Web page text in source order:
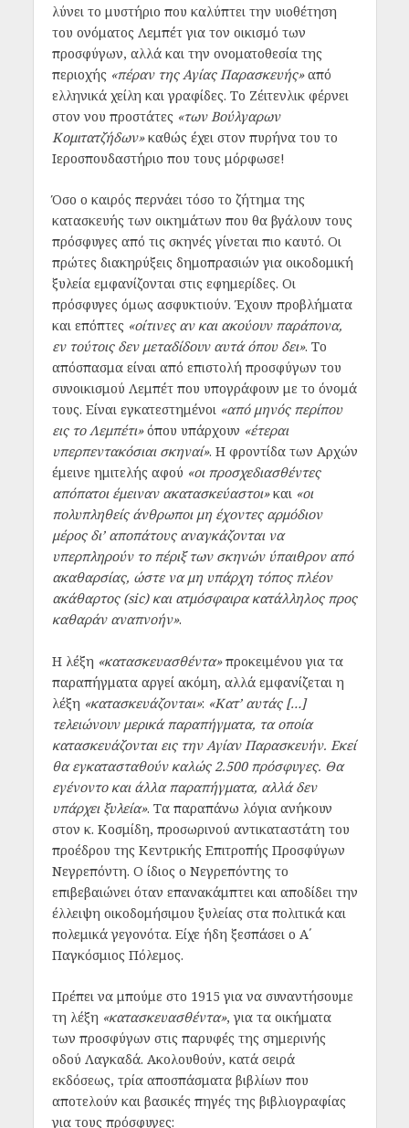
λύνει το μυστήριο που καλύπτει την υιοθέτηση
του ονόματος Λεμπέτ για τον οικισμό των
προσφύγων, αλλά και την ονοματοθεσία της
περιοχής «πέραν της Αγίας Παρασκευής»από
ελληνικά χείλη και γραφίδες. Το Ζέιτενλικ φέρνει
στον νου προστάτες «των Βούλγαρων
Κομιτατζήδων»καθώς έχει στον πυρήνα του το
Ιεροσπουδαστήριο που τους μόρφωσε!
Όσο ο καιρός περνάει τόσο το ζήτημα της
κατασκευής των οικημάτων που θα βγάλουν τους
πρόσφυγες από τις σκηνές γίνεται πιο καυτό. Οι
πρώτες διακηρύξεις δημοπρασιών για οικοδομική
ξυλεία εμφανίζονται στις εφημερίδες. Οι
πρόσφυγες όμως ασφυκτιούν. Έχουν προβλήματα
και επόπτες «οίτινες αν και ακούουν παράπονα,
εν τούτοις δεν μεταδίδουν αυτά όπου δει». Το
απόσπασμα είναι από επιστολή προσφύγων του
συνοικισμού Λεμπέτ που υπογράφουν με το όνομά
τους. Είναι εγκατεστημένοι «από μηνός περίπου
εις το Λεμπέτι»όπου υπάρχουν «έτεραι
υπερπεντακόσιαι σκηναί». Η φροντίδα των Αρχών
έμεινε ημιτελής αφού «οι προσχεδιασθέντες
απόπατοι έμειναν ακατασκεύαστοι»και «οι
πολυπληθείς άνθρωποι μη έχοντες αρμόδιον
μέρος δι’ αποπάτους αναγκάζονται να
υπερπληρούν το πέριξ των σκηνών ύπαιθρον από
ακαθαρσίας, ώστε να μη υπάρχη τόπος πλέον
ακάθαρτος (sic) και ατμόσφαιρα κατάλληλος προς
καθαράν αναπνοήν».
Η λέξη «κατασκευασθέντα»προκειμένου για τα
παραπήγματα αργεί ακόμη, αλλά εμφανίζεται η
λέξη «κατασκευάζονται»: «Κατ’ αυτάς […]
τελειώνουν μερικά παραπήγματα, τα οποία
κατασκευάζονται εις την Αγίαν Παρασκευήν. Εκεί
θα εγκατασταθούν καλώς 2.500 πρόσφυγες. Θα
εγένοντο και άλλα παραπήγματα, αλλά δεν
υπάρχει ξυλεία». Τα παραπάνω λόγια ανήκουν
στον κ. Κοσμίδη, προσωρινού αντικαταστάτη του
προέδρου της Κεντρικής Επιτροπής Προσφύγων
Νεγρεπόντη. Ο ίδιος ο Νεγρεπόντης το
επιβεβαιώνει όταν επανακάμπτει και αποδίδει την
έλλειψη οικοδομήσιμου ξυλείας στα πολιτικά και
πολεμικά γεγονότα. Είχε ήδη ξεσπάσει ο Α΄
Παγκόσμιος Πόλεμος.
Πρέπει να μπούμε στο 1915 για να συναντήσουμε
τη λέξη «κατασκευασθέντα», για τα οικήματα
των προσφύγων στις παρυφές της σημερινής
οδού Λαγκαδά. Ακολουθούν, κατά σειρά
εκδόσεως, τρία αποσπάσματα βιβλίων που
αποτελούν και βασικές πηγές της βιβλιογραφίας
για τους πρόσφυγες: